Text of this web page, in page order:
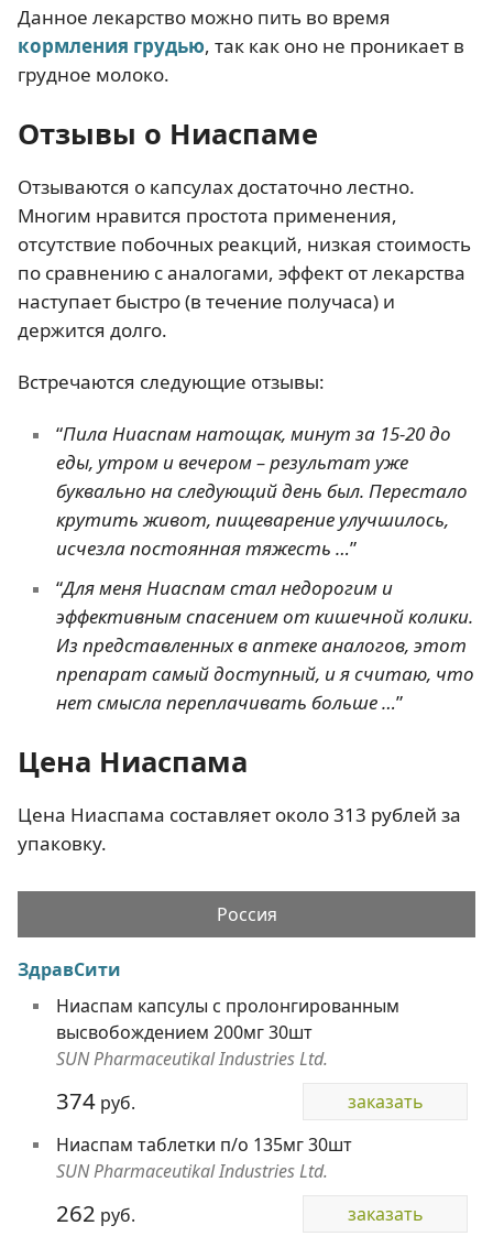
Данное лекарство можно пить во время
кормления грудью, так как оно не проникает в
грудное молоко.
Отзывы о Ниаспаме
Отзываются о капсулах достаточно лестно.
Многим нравится простота применения,
отсутствие побочных реакций, низкая стоимость
по сравнению с аналогами, эффект от лекарства
наступает быстро (в течение получаса) и
держится долго.
Встречаются следующие отзывы:
“Пила Ниаспам натощак, минут за 15-20 до
еды, утром и вечером – результат уже
буквально на следующий день был. Перестало
крутить живот, пищеварение улучшилось,
исчезла постоянная тяжесть …”
“Для меня Ниаспам стал недорогим и
эффективным спасением от кишечной колики.
Из представленных в аптеке аналогов, этот
препарат самый доступный, и я считаю, что
нет смысла переплачивать больше …”
Цена Ниаспама
Цена Ниаспама составляет около 313 рублей за
упаковку.
Россия
ЗдравСити
Ниаспам капсулы с пролонгированным
высвобождением 200мг 30шт
SUN Pharmaceutikal Industries Ltd.
374 руб.
заказать
Ниаспам таблетки п/о 135мг 30шт
SUN Pharmaceutikal Industries Ltd.
262 руб. заказать